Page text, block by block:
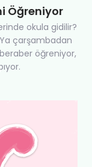
Öğreniyor
okula gidilir?
çarşambadan
öğreniyor,